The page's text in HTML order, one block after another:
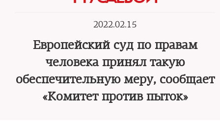
2022.02.15
Европейский суд по правам
человека принял такую
обеспечительную меру, сообщает
«Комитет против пыток»